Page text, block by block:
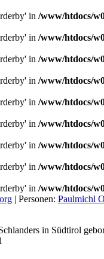
in /www/htdocs/
in /www/htdocs/
in /www/htdocs/
in /www/htdocs/
in /www/htdocs/
in /www/htdocs/
in /www/htdocs/
in /www/htdocs/
in /www/htdocs/
| Personen: Paulmichl
in Südtirol